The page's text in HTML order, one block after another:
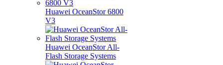
Huawei OceanStor 6800
V3
Huawei OceanStor All-
Flash Storage Systems